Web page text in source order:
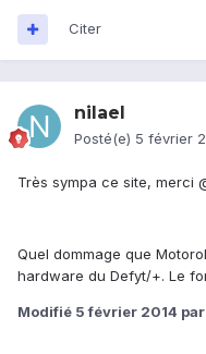
Citer
nilael
Posté(e) 5 février
Très sympa ce site, merci
Quel dommage que
hardware du Defyt/+. Le
Modifié 5 février 2014